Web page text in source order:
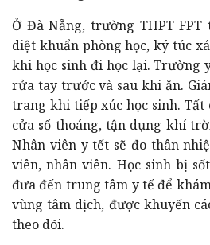
Ở Đà Nẵng, trường THPT
diệt khuẩn phòng học, ký túc
khi học sinh đi học lại. Trường
rửa tay trước và sau khi ăn.
trang khi tiếp xúc học sinh. Tất
cửa sổ thoáng, tận dụng khí
Nhân viên y tết sẽ đo thân
viên, nhân viên. Học sinh bị
đưa đến trung tâm y tế để
vùng tâm dịch, được khuyến
theo dõi.